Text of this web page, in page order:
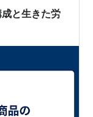
と生きた労